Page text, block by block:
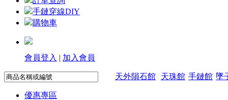
手鏈穿線DIY
購物車
會員登入 | 加入會員
天外隕石館 天珠館 手鏈館 墜
優惠專區